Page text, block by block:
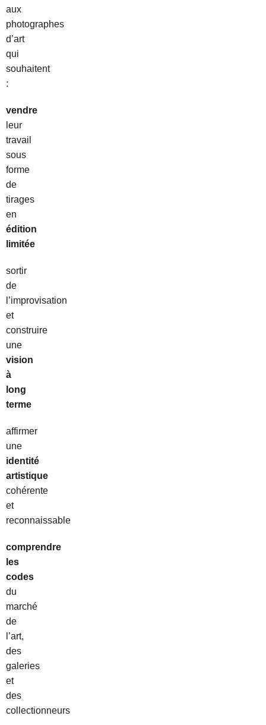
aux
photographes
d’art
qui
souhaitent
:
vendre
leur
travail
sous
forme
de
tirages
en
édition
limitée
sortir
de
l’improvisation
et
construire
une
vision
à
long
terme
affirmer
une
identité
artistique
cohérente
et
reconnaissable
comprendre
les
codes
du
marché
de
l’art,
des
galeries
et
des
collectionneurs